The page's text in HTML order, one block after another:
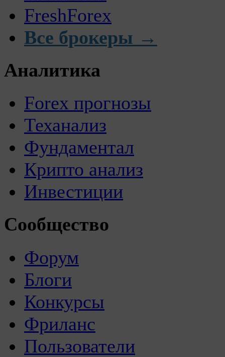
FreshForex
Все брокеры →
Аналитика
Forex прогнозы
Теханализ
Фундаментал
Крипто анализ
Инвестиции
Сообщество
Форум
Блоги
Конкурсы
Фриланс
Пользователи